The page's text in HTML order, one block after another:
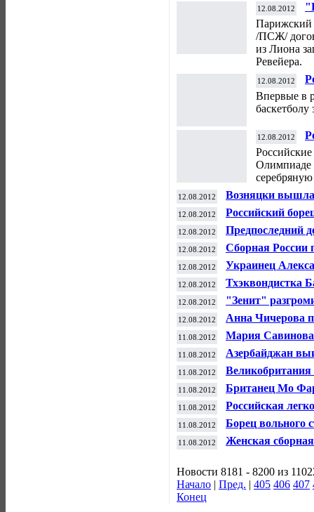
12.08.2012
/ПСЖ/
из Лиона
Ревейера.
12.08.2012
Впервые в
12.08.2012
Олимпиаде
12.08.2012
Возняцки вышла
сыграет с
12.08.2012
Российский
призера Игр-2008
12.08.2012
Предпоследний
догнать Пекин
12.08.2012
Сборная России
на Олимпиаде
12.08.2012
Украинец
по боксу в весе
12.08.2012
Тхэквондистка
медаль
12.08.2012 "Зенит"
12.08.2012
Анна Чичерова
прыжках в
11.08.2012
Мария Савинова
золото за день
11.08.2012 Азербайджан
11.08.2012
11.08.2012
Британец Мо
м
11.08.2012
Российская
мировым
11.08.2012
Борец вольного
медаль на
11.08.2012
Женская
Новости 8181 - 8200 из
Начало | Пред. | 405 406 407
Конец